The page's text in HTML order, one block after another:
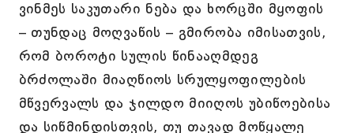
ვინმეს საკუთარი ნება და ხორცში მყოფის
– თუნდაც მოღვაწის – გმირობა იმისათვის,
რომ ბოროტი სულის წინააღმდეგ
ბრძოლაში მიაღწიოს სრულყოფილების
მწვერვალს და ჯილდო მიიღოს უბიწოებისა
და სიწმინდისთვის, თუ თავად მოწყალე